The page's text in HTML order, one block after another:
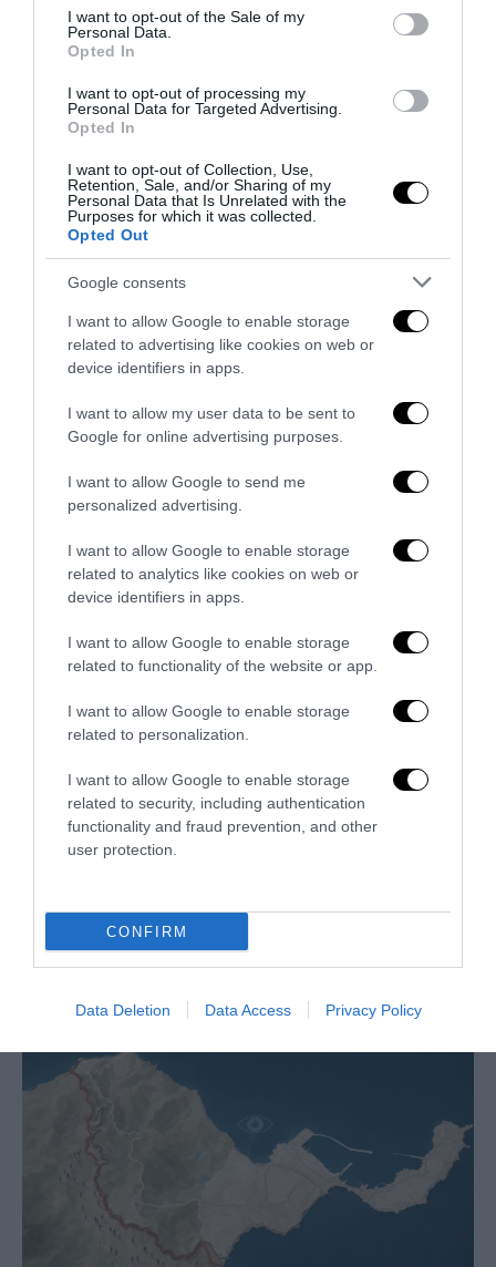
consent section.
I want to opt-out of the Sale of my
Personal Data.
Opted In
I want to opt-out of processing my
Personal Data for Targeted Advertising.
Opted In
I want to opt-out of Collection, Use,
Retention, Sale, and/or Sharing of my
Personal Data that Is Unrelated with the
Purposes for which it was collected.
Opted Out
Google consents
I want to allow Google to enable storage
related to advertising like cookies on web or
device identifiers in apps.
I want to allow my user data to be sent to
Google for online advertising purposes.
I want to allow Google to send me
personalized advertising.
I want to allow Google to enable storage
related to analytics like cookies on web or
device identifiers in apps.
I want to allow Google to enable storage
related to functionality of the website or app.
I want to allow Google to enable storage
related to personalization.
I want to allow Google to enable storage
related to security, including authentication
functionality and fraud prevention, and other
user protection.
CONFIRM
Data Deletion Data Access Privacy Policy
Francesco Meneguzzo
CONVIDIDI 0
FRANCESCO MENEGUZZO
previous post
Social network: elogio ragionato del web-leninismo di Marco
next post
hanno vinto loro
YOU MAY ALSO LIKE
La Camera boccia il patentino antifascista per parlare a
Montecitorio: palo clamoroso del Pd